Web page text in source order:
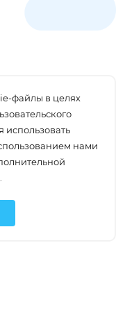
файлы в целях
нами